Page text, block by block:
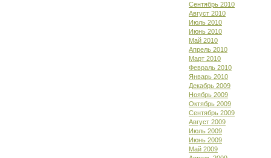
Сентябрь 2010
Август 2010
Июль 2010
Июнь 2010
Май 2010
Апрель 2010
Март 2010
Февраль 2010
Январь 2010
Декабрь 2009
Ноябрь 2009
Октябрь 2009
Сентябрь 2009
Август 2009
Июль 2009
Июнь 2009
Май 2009